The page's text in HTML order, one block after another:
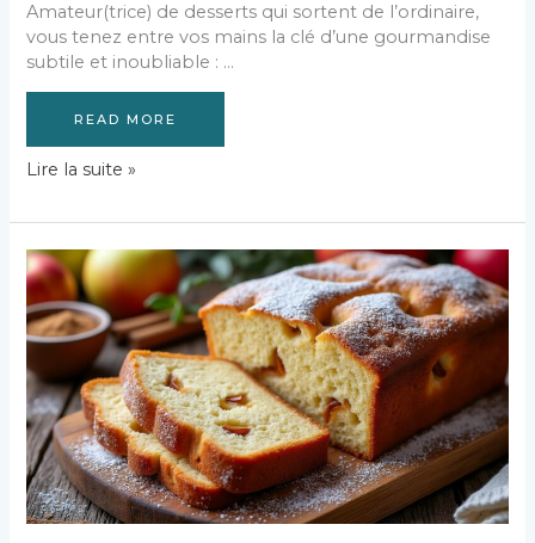
Amateur(trice) de desserts qui sortent de l’ordinaire,
vous tenez entre vos mains la clé d’une gourmandise
subtile et inoubliable : …
READ MORE
Recette
du
citron
pavot
selon
pierre
hermé
Lire la suite »